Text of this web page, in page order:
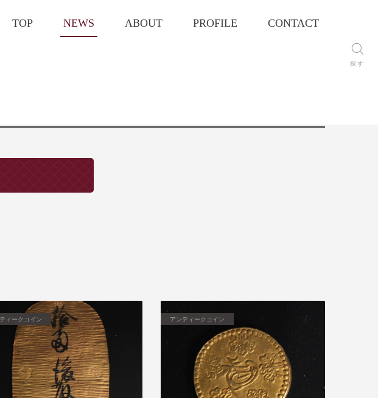
TOP NEWS ABOUT PROFILE CONTACT
ィークコイン アンティークコイン
探す